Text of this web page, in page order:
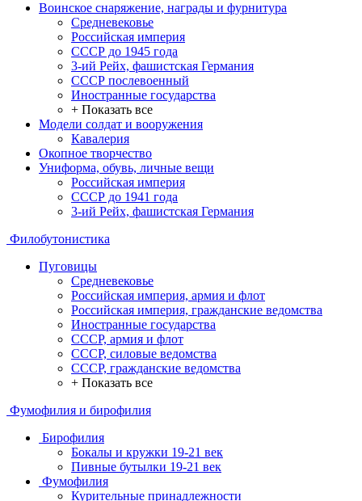
Воинское снаряжение, награды и фурнитура
Средневековье
Российская империя
СССР до 1945 года
3-ий Рейх, фашистская Германия
СССР послевоенный
Иностранные государства
+ Показать все
Модели солдат и вооружения
Кавалерия
Окопное творчество
Униформа, обувь, личные вещи
Российская империя
СССР до 1941 года
3-ий Рейх, фашистская Германия
Филобутонистика
Пуговицы
Средневековье
Российская империя, армия и флот
Российская империя, гражданские ведомства
Иностранные государства
СССР, армия и флот
СССР, силовые ведомства
СССР, гражданские ведомства
+ Показать все
Фумофилия и бирофилия
Бирофилия
Бокалы и кружки 19-21 век
Пивные бутылки 19-21 век
Фумофилия
Курительные принадлежности